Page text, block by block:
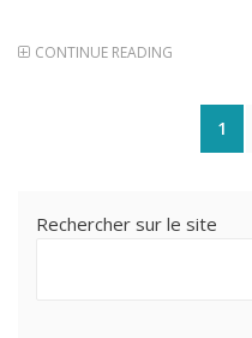
CONTINUE READING
PAGE
1
Rechercher sur le site